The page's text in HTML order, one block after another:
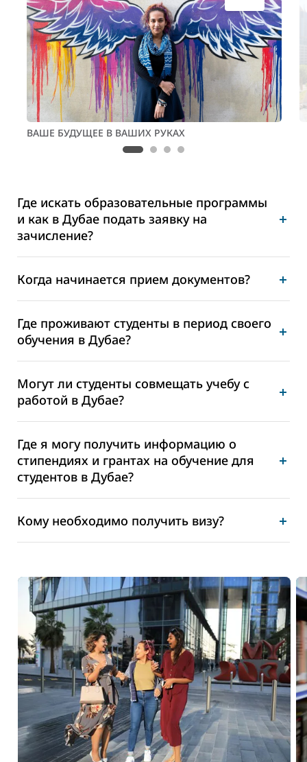
ВАШЕ БУДУЩЕЕ В ВАШИХ РУКАХ
Где искать образовательные программы
и как в Дубае подать заявку на
зачисление?
Когда начинается прием документов?
Где проживают студенты в период своего
обучения в Дубае?
Могут ли студенты совмещать учебу с
работой в Дубае?
Где я могу получить информацию о
стипендиях и грантах на обучение для
студентов в Дубае?
Кому необходимо получить визу?